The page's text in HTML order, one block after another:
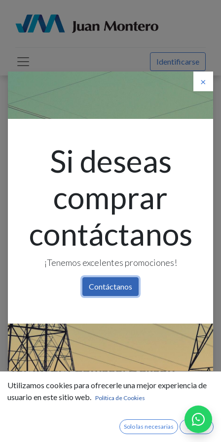
Identificarse
×
Si deseas
comprar
contáctanos
¡Tenemos excelentes promociones!
Contáctanos
Todos los productos
Canaleta Ranurada Gris 25 X
40Mm 2M Camsco/Dexson
$9,61 IVA Incluido
Utilizamos cookies para ofrecerle una mejor experiencia de
usuario en este sitio web. Política de Cookies
Solo las necesarias Acepto